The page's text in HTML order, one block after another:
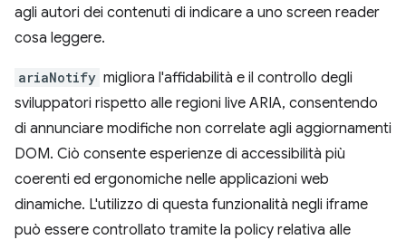
agli autori dei contenuti di indicare a uno screen reader
cosa leggere.
ariaNotify migliora l'affidabilità e il controllo degli
sviluppatori rispetto alle regioni live ARIA, consentendo
di annunciare modifiche non correlate agli aggiornamenti
DOM. Ciò consente esperienze di accessibilità più
coerenti ed ergonomiche nelle applicazioni web
dinamiche. L'utilizzo di questa funzionalità negli iframe
può essere controllato tramite la policy relativa alle